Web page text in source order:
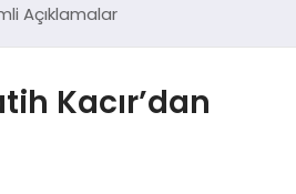
Açıklamalar
Kacır’dan